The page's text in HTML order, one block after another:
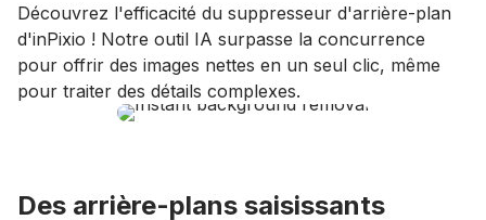
Découvrez l'efficacité du suppresseur d'arrière-plan
d'inPixio ! Notre outil IA surpasse la concurrence
pour offrir des images nettes en un seul clic, même
pour traiter des détails complexes.
Des arrière-plans saisissants